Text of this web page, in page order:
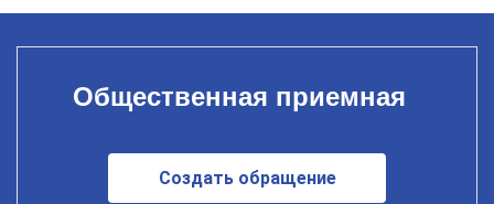
Общественная приемная
Создать обращение